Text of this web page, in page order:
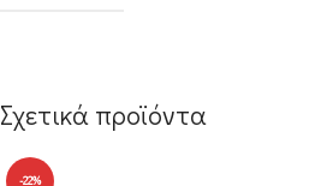
Σχετικά προϊόντα
-22%